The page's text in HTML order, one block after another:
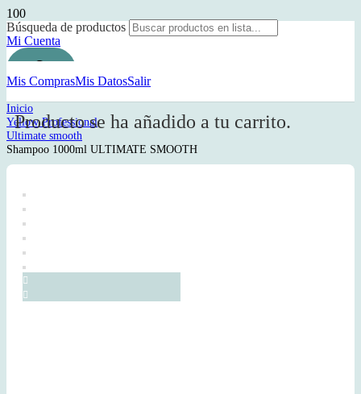
Búsqueda de productos
Mi Cuenta
Mis ComprasMis DatosSalir
Productose ha añadido a tu carrito.
Inicio
Yellow Professional
Ultimate smooth
Shampoo 1000ml ULTIMATE SMOOTH